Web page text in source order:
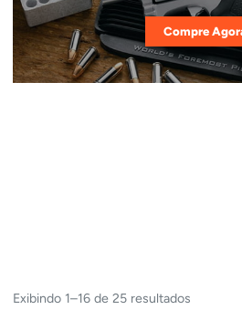
Compre
Exibindo 1–16 de 25 resultados